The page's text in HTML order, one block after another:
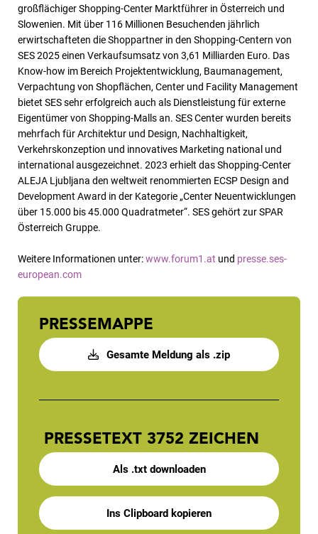
großflächiger Shopping-Center Marktführer in Österreich und
Slowenien. Mit über 116 Millionen Besuchenden jährlich
erwirtschafteten die Shoppartner in den Shopping-Centern von
SES 2025 einen Verkaufsumsatz von 3,61 Milliarden Euro. Das
Know-how im Bereich Projektentwicklung, Baumanagement,
Verpachtung von Shopflächen, Center und Facility Management
bietet SES sehr erfolgreich auch als Dienstleistung für externe
Eigentümer von Shopping-Malls an. SES Center wurden bereits
mehrfach für Architektur und Design, Nachhaltigkeit,
Verkehrskonzeption und innovatives Marketing national und
international ausgezeichnet. 2023 erhielt das Shopping-Center
ALEJA Ljubljana den weltweit renommierten ECSP Design and
Development Award in der Kategorie „Center Neuentwicklungen
über 15.000 bis 45.000 Quadratmeter“. SES gehört zur SPAR
Österreich Gruppe.
Weitere Informationen unter:www.forum1.at und presse.ses-
european.com
PRESSEMAPPE
Gesamte Meldung als .zip
PRESSETEXT 3752 ZEICHEN
Als .txt downloaden
Ins Clipboard kopieren